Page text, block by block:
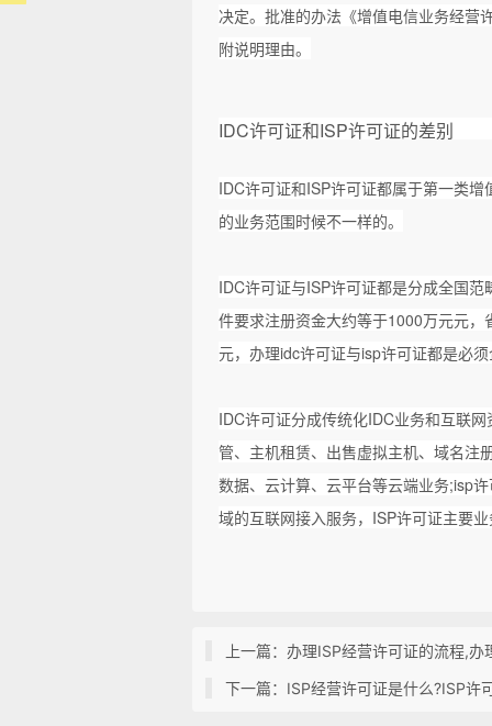
决定。批准的办法《增值电信业务经营
附说明理由。
IDC许可证和ISP许可证的差别
IDC许可证和ISP许可证都属于第一类
的业务范围时候不一样的。
IDC许可证与ISP许可证都是分成全国
件要求注册资金大约等于1000万元元
元，办理idc许可证与isp许可证都是必
IDC许可证分成传统化IDC业务和互联
管、主机租赁、出售虚拟主机、域名注
数据、云计算、云平台等云端业务;isp
域的互联网接入服务，ISP许可证主要
上一篇：办理ISP经营许可证的流程,
下一篇：ISP经营许可证是什么?ISP许